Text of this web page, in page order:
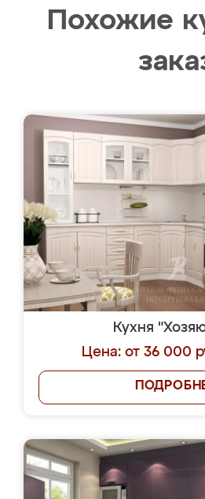
Похожие
Кухня
Цена: от 36 000